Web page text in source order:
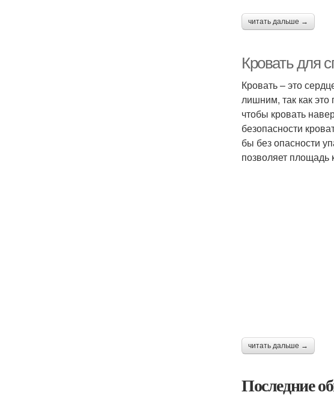
читать дальше →
Кровать для
Кровать – это
лишним, так как
чтобы кровать
безопасности
бы без опасности
позволяет площадь
читать дальше →
Последние